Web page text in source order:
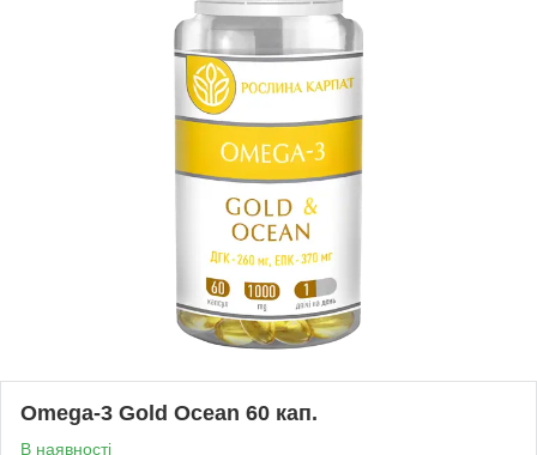
Omega-3 Gold Ocean 60 кап.
В наявності